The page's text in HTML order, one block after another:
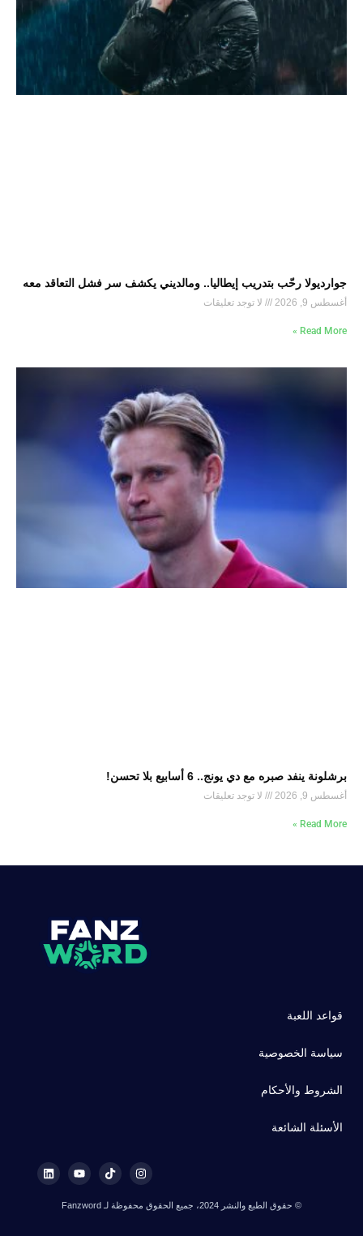
جوارديولا رحّب بتدريب إيطاليا.. ومالديني يكشف سر فشل التعاقد معه
أغسطس 9, 2026 لا توجد تعليقات
Read More »
برشلونة ينفد صبره مع دي يونج.. 6 أسابيع بلا تحسن!
أغسطس 9, 2026 لا توجد تعليقات
Read More »
قواعد اللعبة
سياسة الخصوصية
الشروط والأحكام
الأسئلة الشائعة
© حقوق الطبع والنشر 2024، جميع الحقوق محفوظة لـ Fanzword